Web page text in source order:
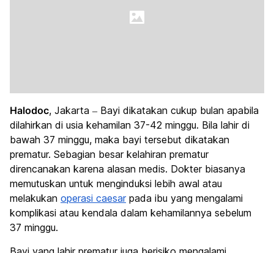
Halodoc, Jakarta – Bayi dikatakan cukup bulan apabila
dilahirkan di usia kehamilan 37-42 minggu. Bila lahir di
bawah 37 minggu, maka bayi tersebut dikatakan
prematur. Sebagian besar kelahiran prematur
direncanakan karena alasan medis. Dokter biasanya
memutuskan untuk menginduksi lebih awal atau
melakukan operasi caesarpada ibu yang mengalami
komplikasi atau kendala dalam kehamilannya sebelum
37 minggu.